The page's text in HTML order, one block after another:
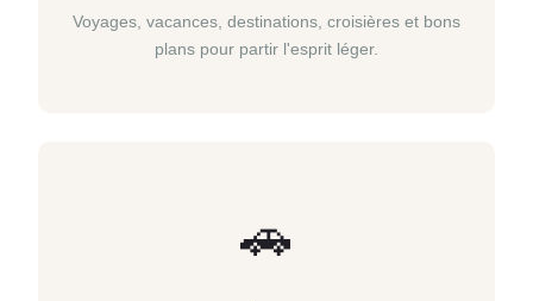
Voyages, vacances, destinations, croisières et bons
plans pour partir l'esprit léger.
🚗